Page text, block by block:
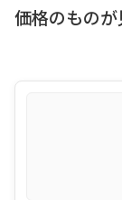
価格のものが